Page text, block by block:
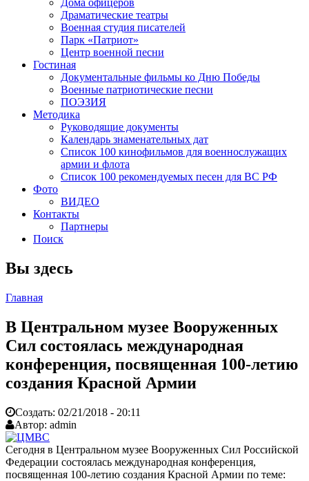
Дома офицеров
Драматические театры
Военная студия писателей
Парк «Патриот»
Центр военной песни
Гостиная
Документальные фильмы ко Дню Победы
Военные патриотические песни
ПОЭЗИЯ
Методика
Руководящие документы
Календарь знаменательных дат
Список 100 кинофильмов для военнослужащих
армии и флота
Список 100 рекомендуемых песен для ВС РФ
Фото
ВИДЕО
Контакты
Партнеры
Поиск
Вы здесь
Главная
В Центральном музее Вооруженных
Сил состоялась международная
конференция, посвященная 100-летию
создания Красной Армии
Создать: 02/21/2018 - 20:11
Автор: admin
Сегодня в Центральном музее Вооруженных Сил Российской
Федерации состоялась международная конференция,
посвященная 100-летию создания Красной Армии по теме: